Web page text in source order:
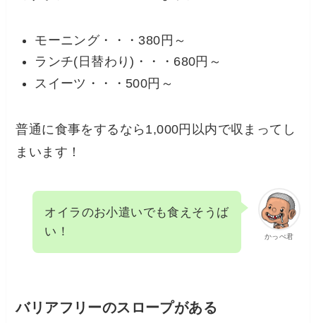
モーニング・・・380円～
ランチ(日替わり)・・・680円～
スイーツ・・・500円～
普通に食事をするなら1,000円以内で収まってし
まいます！
かっぺ君
オイラのお小遣いでも食えそうば
い！
バリアフリーのスロープがある